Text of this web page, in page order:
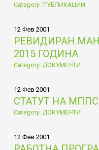
Category: ПУБЛИКАЦИИ
12 Фев 2001
РЕВИДИРАН
2015 ГОДИНА
Category: ДОКУМЕНТИ
12 Фев 2001
СТАТУТ НА МППС
Category: ДОКУМЕНТИ
12 Фев 2001